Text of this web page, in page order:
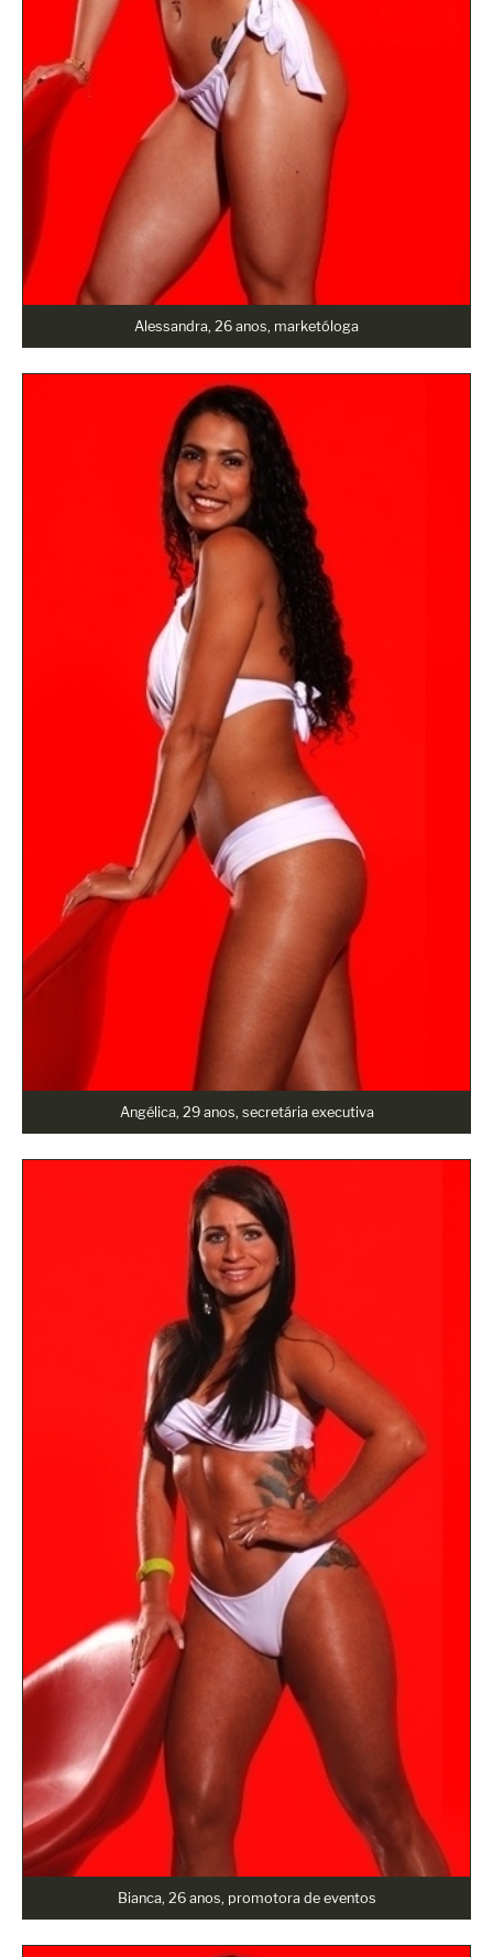
Alessandra, 26 anos, marketóloga
Angélica, 29 anos, secretária executiva
Bianca, 26 anos, promotora de eventos